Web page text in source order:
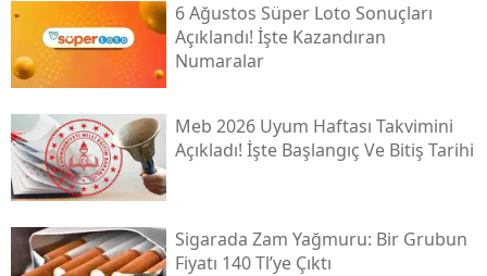
6 Ağustos Süper Loto Sonuçları
Açıklandı! İşte Kazandıran
Numaralar
Meb 2026 Uyum Haftası Takvimini
Açıkladı! İşte Başlangıç Ve Bitiş Tarihi
Sigarada Zam Yağmuru: Bir Grubun
Fiyatı 140 Tl’ye Çıktı